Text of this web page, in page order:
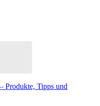
Produkte, Tipps und